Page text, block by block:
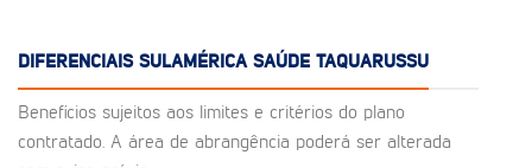
DIFERENCIAIS SULAMÉRICA SAÚDE TAQUARUSSU
Benefícios sujeitos aos limites e critérios do plano
contratado. A área de abrangência poderá ser alterada